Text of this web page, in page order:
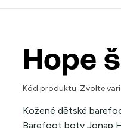
Hope
Kód produktu: Zvolte
Kožené dětské
Barefoot boty Jonap